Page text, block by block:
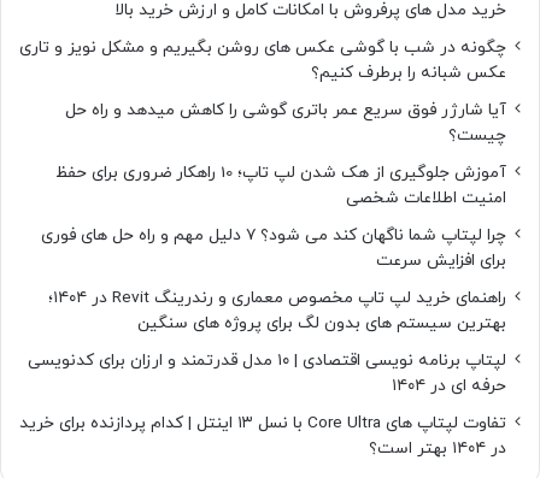
خرید مدل های پرفروش با امکانات کامل و ارزش خرید بالا
چگونه در شب با گوشی عکس های روشن بگیریم و مشکل نویز و تاری
عکس شبانه را برطرف کنیم؟
آیا شارژر فوق سریع عمر باتری گوشی را کاهش میدهد و راه حل
چیست؟
آموزش جلوگیری از هک شدن لپ تاپ؛ 10 راهکار ضروری برای حفظ
امنیت اطلاعات شخصی
چرا لپتاپ شما ناگهان کند می شود؟ ۷ دلیل مهم و راه حل های فوری
برای افزایش سرعت
راهنمای خرید لپ تاپ مخصوص معماری و رندرینگ Revit در ۱۴۰۴؛
بهترین سیستم های بدون لگ برای پروژه های سنگین
لپتاپ برنامه نویسی اقتصادی | ۱۰ مدل قدرتمند و ارزان برای کدنویسی
حرفه ای در ۱۴۰۴
تفاوت لپتاپ های Core Ultra با نسل ۱۳ اینتل | کدام پردازنده برای خرید
در ۱۴۰۴ بهتر است؟